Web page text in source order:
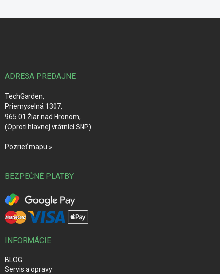
ADRESA PREDAJNE
TechGarden,
Priemyselná 1307,
965 01 Žiar nad Hronom,
(Oproti hlavnej vrátnici SNP)
Pozrieť mapu »
BEZPEČNÉ PLATBY
INFORMÁCIE
BLOG
Servis a opravy